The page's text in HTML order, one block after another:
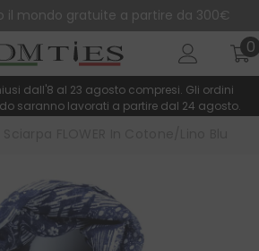
il mondo gratuite a partire da 300€
00
dall'8 al 23 agosto compresi. Gli ordini
saranno lavorati a partire dal 24 agosto.